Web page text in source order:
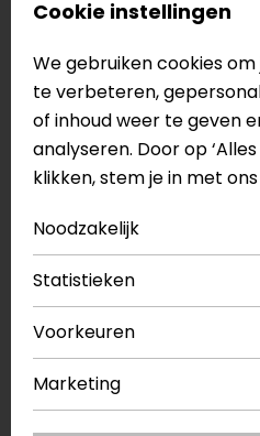
Reviews (7)
06-08-2026
Matige doorwaaier
- Anoniem
30-07-2026
Cookie instellingen
We gebruiken cookies
te verbeteren,
of inhoud weer te geven
analyseren. Door op
klikken, stem je in met
Noodzakelijk
Statistieken
Voorkeuren
Marketing